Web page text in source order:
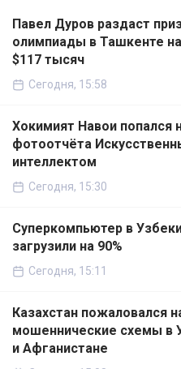
Павел Дуров раздаст
олимпиады в Ташкенте
$117 тысяч
Сегодня, 15:58
Хокимият Навои попался
фотоотчёта
интеллектом
Сегодня, 15:30
Суперкомпьютер в
загрузили на 90%
Сегодня, 15:11
Казахстан пожаловался
мошеннические схемы в
и Афганистане